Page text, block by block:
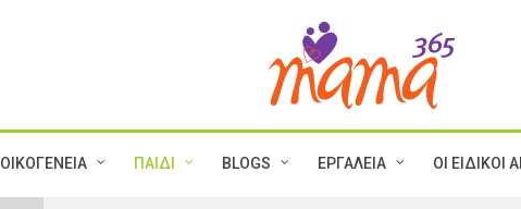
ΟΙΚΟΓΕΝΕΙΑ ΠΑΙΔΙ BLOGS ΕΡΓΑΛΕΙΑ ΟΙ ΕΙΔΙΚΟΙ